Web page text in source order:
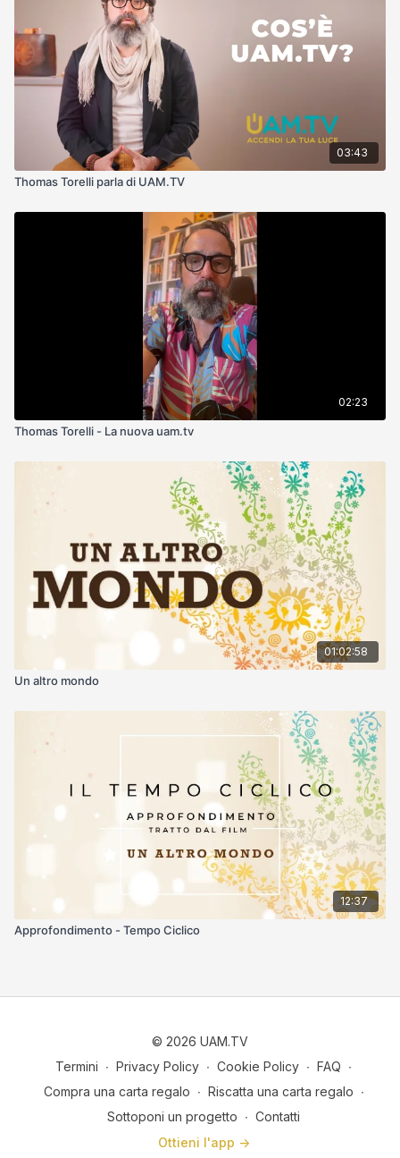
03:43
Thomas Torelli parla di UAM.TV
02:23
Thomas Torelli - La nuova uam.tv
01:02:58
Un altro mondo
12:37
Approfondimento - Tempo Ciclico
© 2026 UAM.TV
Termini ∙ Privacy Policy ∙ Cookie Policy ∙ FAQ ∙
Compra una carta regalo ∙ Riscatta una carta regalo ∙
Sottoponi un progetto ∙ Contatti
Ottieni l'app ->